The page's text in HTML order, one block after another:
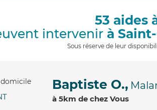
53 aides
intervenir à
Sous réserve de leur
Baptiste O.,
à 5km de chez Vous